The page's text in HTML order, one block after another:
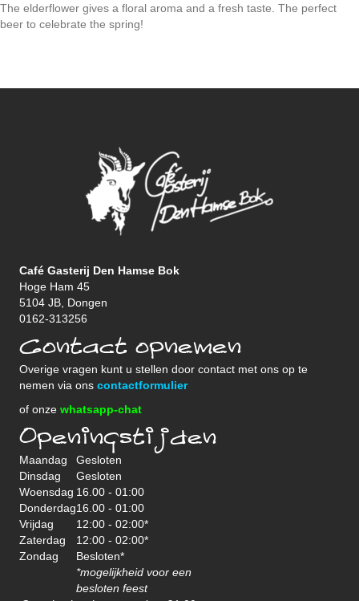
The elderflower gives a floral aroma and a fresh taste. The perfect
beer to celebrate the spring!
Café Gasterij Den Hamse Bok
Hoge Ham 45
5104 JB, Dongen
0162-313256
Contact opnemen
Overige vragen kunt u stellen door contact met ons op te
nemen via ons contactformulier
of onze whatsapp-chat
Openingstijden
Maandag
Gesloten
Dinsdag
Gesloten
Woensdag 16.00 - 01:00
Donderdag16.00 - 01:00
Vrijdag
12:00 - 02:00*
Zaterdag
12:00 - 02:00*
Zondag
Besloten*
*mogelijkheid voor een
besloten feest